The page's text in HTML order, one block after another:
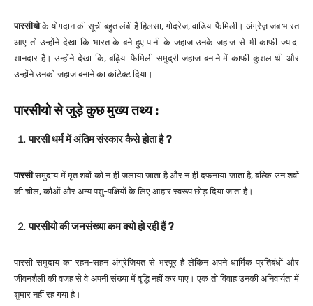
पारसीयोके योगदान की सूची बहुत लंबी है हिलसा, गोदरेज, वाडिया फैमिली। अंग्रेज़ जब भारत
आए तो उन्होंने देखा कि भारत के बने हुए पानी के जहाज उनके जहाज से भी काफी ज्यादा
शानदार है। उन्होंने देखा कि, बढ़िया फैमिली समुद्री जहाज बनाने में काफी कुशल थी और
उन्होंने उनको जहाज बनाने का कांटेक्ट दिया।
पारसीयो से जुड़े कुछ मुख्य तथ्य :
पारसी धर्म में अंतिम संस्कार कैसे होता है?
पारसीसमुदाय में मृत शवों को न ही जलाया जाता है और न ही दफनाया जाता है, बल्कि उन शवों
की चील, कौओं और अन्य पशु-पक्षियों के लिए आहार स्वरूप छोड़ दिया जाता है।
पारसीयो की जनसंख्या कम क्यो हो रही हैं?
पारसी समुदाय का रहन-सहन अंग्रेजियत से भरपूर है लेकिन अपने धार्मिक प्रतिबंधों और
जीवनशैली की वजह से वे अपनी संख्या में वृद्धि नहीं कर पाए। एक तो विवाह उनकी अनिवार्यता में
शुमार नहीं रह गया है।